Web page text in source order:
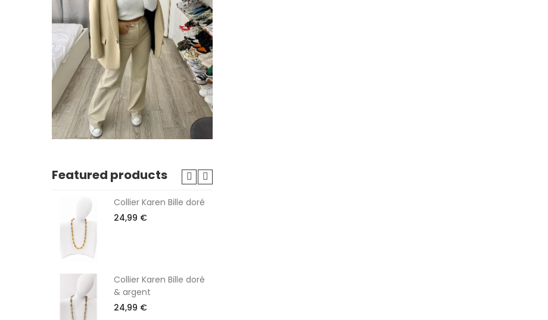
Featured products
Collier Karen Bille doré
24,99 €
Collier Karen Bille doré
& argent
24,99 €